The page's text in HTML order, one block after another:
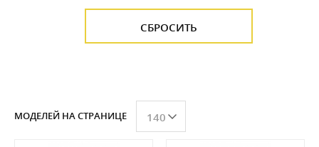
МОДЕЛЕЙ НА СТРАНИЦЕ 140